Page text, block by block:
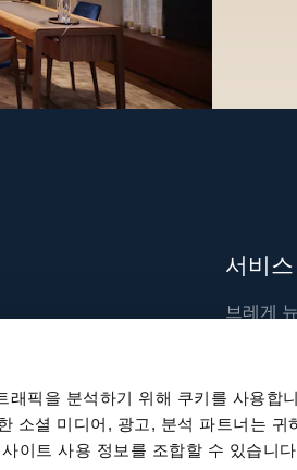
픽을 분석하기 위해 쿠키를 사용합
소셜 미디어, 광고, 분석 파트너는 귀
이트 사용 정보를 조합할 수 있습니
서비스
브레게
출판물
지속 가
채용